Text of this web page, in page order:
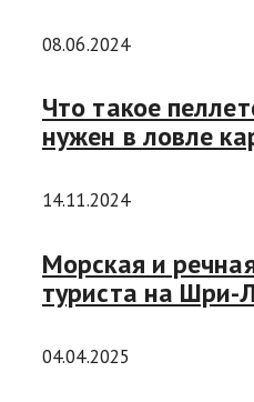
08.06.2024
Что такое
нужен в ловле
14.11.2024
Морская и
туриста на Шри-
04.04.2025